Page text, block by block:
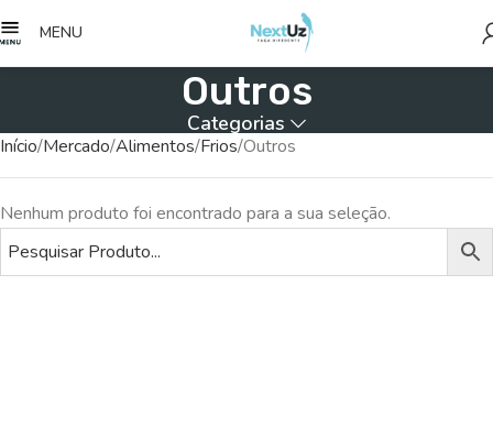
MENU
Outros
Categorias
Início Mercado Alimentos Frios Outros
Nenhum produto foi encontrado para a sua seleção.